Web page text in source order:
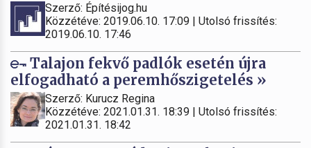
Szerző: Építésijog.hu
Közzétéve: 2019.06.10. 17:09 | Utolsó frissítés:
2019.06.10. 17:46
Talajon fekvő padlók esetén újra
elfogadható a peremhőszigetelés »
Szerző: Kurucz Regina
Közzétéve: 2021.01.31. 18:39 | Utolsó frissítés:
2021.01.31. 18:42